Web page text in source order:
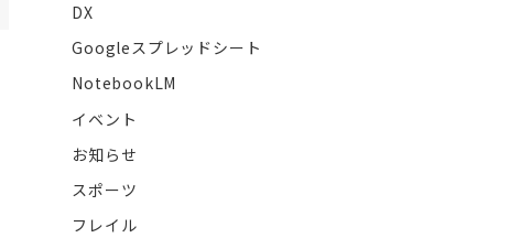
DX
Googleスプレッドシート
NotebookLM
イベント
お知らせ
スポーツ
フレイル